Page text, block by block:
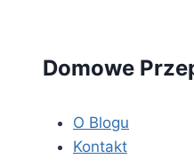
Domowe
O Blogu
Kontakt